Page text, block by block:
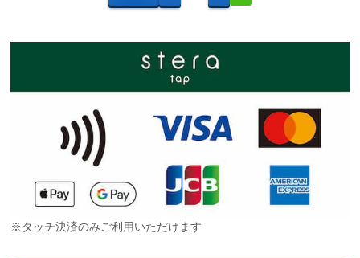
※タッチ決済のみご利用いただけます